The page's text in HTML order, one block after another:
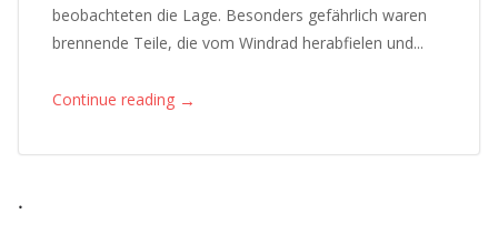
beobachteten die Lage. Besonders gefährlich waren
brennende Teile, die vom Windrad herabfielen und...
Continue reading →
.